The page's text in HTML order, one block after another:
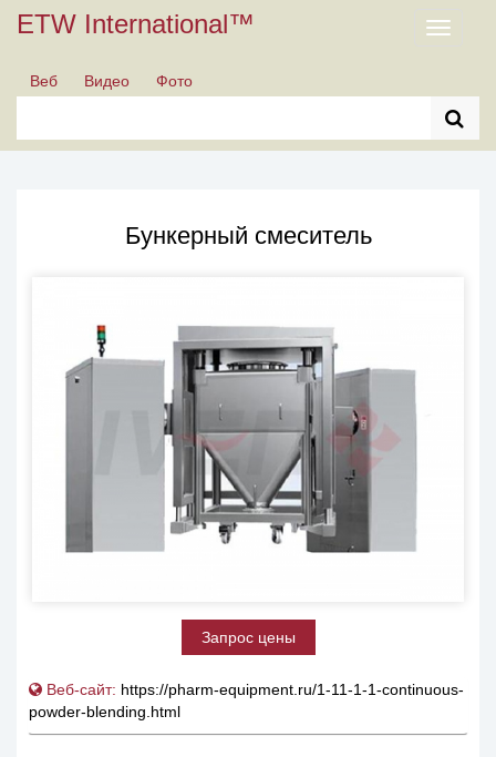
ETW International™
Toggle
Веб
Видео Фото
Бункерный смеситель
Запрос цены
Веб-сайт: https://pharm-equipment.ru/1-11-1-1-continuous-
powder-blending.html